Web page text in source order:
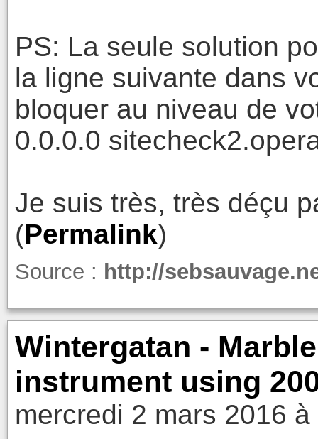
PS: La seule solution
la ligne suivante dans
bloquer au niveau de
0.0.0.0
Je suis très, très déçu
(Permalink)
Source : http://
Wintergatan -
instrument using
mercredi 2 mars 2016 à